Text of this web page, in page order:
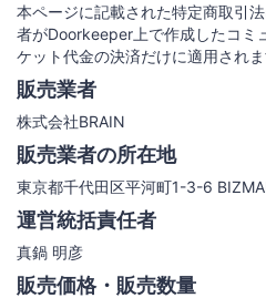
本ページに記載された特定商取引
者がDoorkeeper上で作成したコミ
ケット代金の決済だけに適用されま
販売業者
株式会社BRAIN
販売業者の所在地
東京都千代田区平河町1-3-6
運営統括責任者
真鍋 明彦
販売価格・販売数量